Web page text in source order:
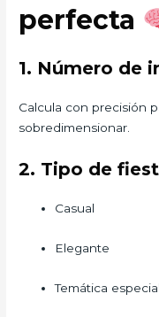
perfecta
1. Número de
Calcula con precisión
sobredimensionar.
2. Tipo de
Casual
Elegante
Temática especial